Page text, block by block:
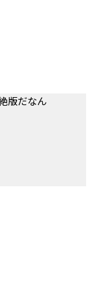
版だなん